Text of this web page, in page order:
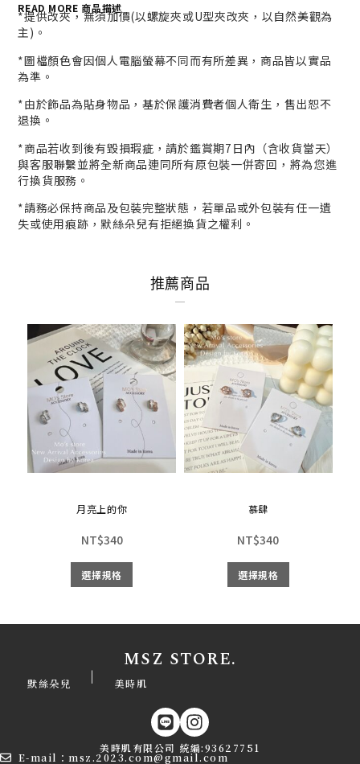
READ MORE 商品描述
*提供改夾，無須加價(以螺旋夾或U型夾改夾，以自然美觀為
主)。
*圖檔顏色會因個人電腦螢幕不同而有所差異，商品皆以實品
為準。
*由於飾品為貼身物品，基於保護消費者個人衛生， 售出恕不
退換。
*商品若收到後有毀損瑕疵，請於鑑賞期7日內（含收貨當天）
與客服聯繫並將全新商品連同所有原包裝一併寄回，將為您進
行換貨服務。
*請務必保持商品及包裝完整狀態，若單品或外包裝有任一遺
失或使用痕跡，默絲朵兒有拒絕換貨之權利。
推薦商品
月亮上的你
NT$340
選擇規格
慕肆
NT$340
選擇規格
MSZ STORE.
默絲朵兒 | 美時肌
美時肌有限公司 統編:93627751
E-mail：msz.2023.com@gmail.com